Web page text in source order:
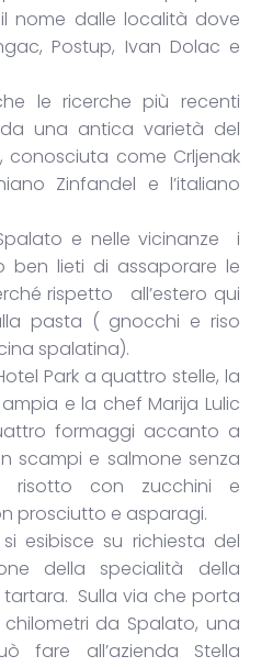
nome dalle località dove
Postup, Ivan Dolac e
le ricerche più recenti
una antica varietà del
come Crljenak
Zinfandel e l’italiano
e nelle vicinanze i
ben lieti di assaporare le
rispetto all’estero qui
pasta ( gnocchi e riso
spalatina).
Park a quattro stelle, la
e la chef Marija Lulic
formaggi accanto a
scampi e salmone senza
risotto con zucchini e
prosciutto e asparagi.
esibisce su richiesta del
della specialità della
tartara. Sulla via che porta
da Spalato, una
fare all’azienda Stella